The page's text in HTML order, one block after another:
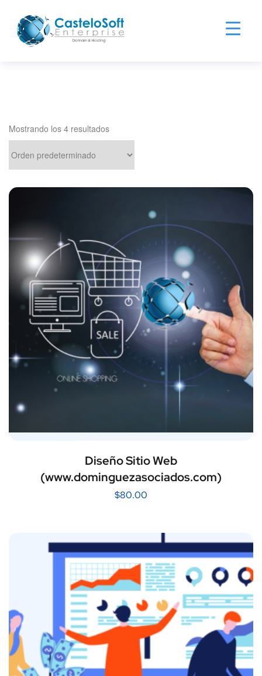
Mostrando los 4 resultados
Diseño Sitio Web
(www.dominguezasociados.com)
$80.00